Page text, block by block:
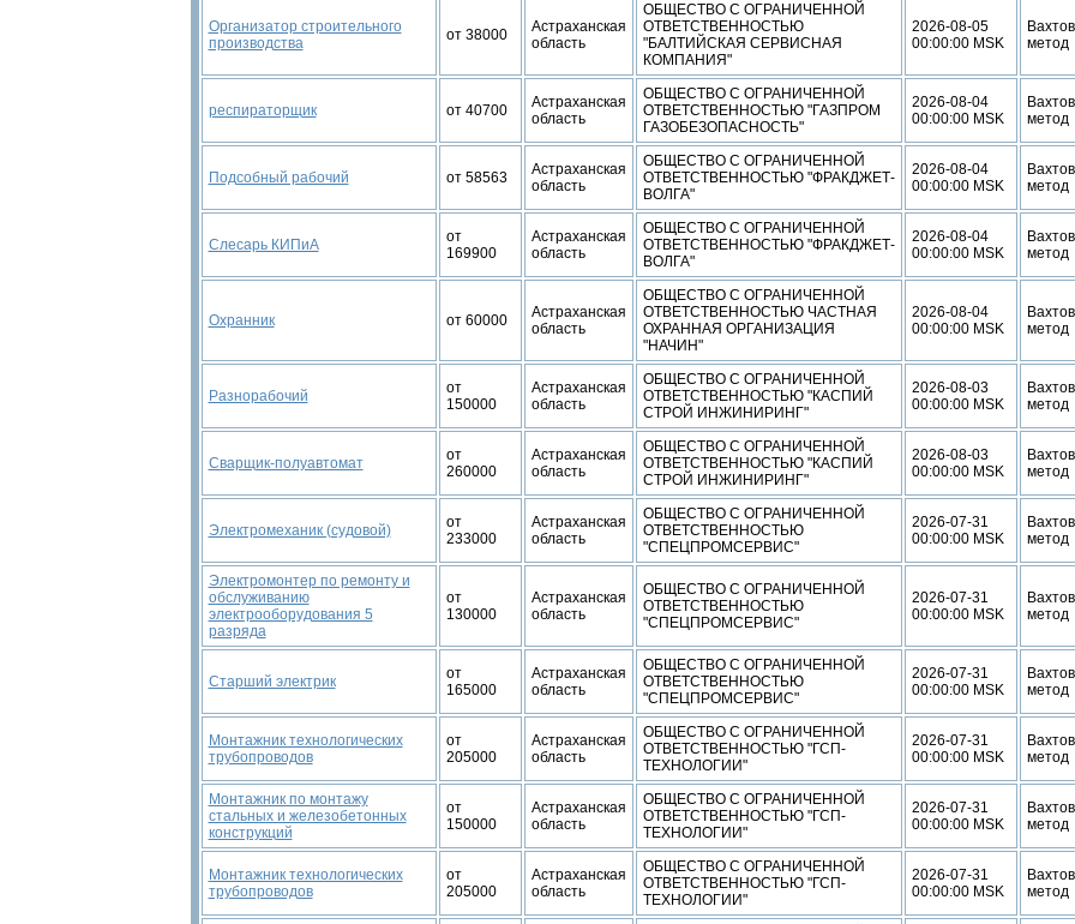
Организатор строительного
производства
от 38000
Астраханская
область
ОБЩЕСТВО С ОГРАНИЧЕННОЙ
ОТВЕТСТВЕННОСТЬЮ
"БАЛТИЙСКАЯ СЕРВИСНАЯ
КОМПАНИЯ"
2026-08-05
00:00:00 MSK
метод
респираторщик от 40700
Астраханская
область
ОБЩЕСТВО С ОГРАНИЧЕННОЙ
ОТВЕТСТВЕННОСТЬЮ "ГАЗПРОМ
ГАЗОБЕЗОПАСНОСТЬ"
2026-08-04
00:00:00 MSK
метод
Подсобный рабочий от 58563
Астраханская
область
ОБЩЕСТВО С ОГРАНИЧЕННОЙ
ОТВЕТСТВЕННОСТЬЮ "ФРАКДЖЕТ-
ВОЛГА"
2026-08-04
00:00:00 MSK
метод
Слесарь КИПиА
от
169900
Астраханская
область
ОБЩЕСТВО С ОГРАНИЧЕННОЙ
ОТВЕТСТВЕННОСТЬЮ "ФРАКДЖЕТ-
ВОЛГА"
2026-08-04
00:00:00 MSK
метод
Охранник от 60000
Астраханская
область
ОБЩЕСТВО С ОГРАНИЧЕННОЙ
ОТВЕТСТВЕННОСТЬЮ ЧАСТНАЯ
ОХРАННАЯ ОРГАНИЗАЦИЯ
"НАЧИН"
2026-08-04
00:00:00 MSK
метод
Разнорабочий
от
150000
Астраханская
область
ОБЩЕСТВО С ОГРАНИЧЕННОЙ
ОТВЕТСТВЕННОСТЬЮ "КАСПИЙ
СТРОЙ ИНЖИНИРИНГ"
2026-08-03
00:00:00 MSK
метод
Сварщик-полуавтомат
от
260000
Астраханская
область
ОБЩЕСТВО С ОГРАНИЧЕННОЙ
ОТВЕТСТВЕННОСТЬЮ "КАСПИЙ
СТРОЙ ИНЖИНИРИНГ"
2026-08-03
00:00:00 MSK
метод
Электромеханик (судовой)
от
233000
Астраханская
область
ОБЩЕСТВО С ОГРАНИЧЕННОЙ
ОТВЕТСТВЕННОСТЬЮ
"СПЕЦПРОМСЕРВИС"
2026-07-31
00:00:00 MSK
метод
Электромонтер по ремонту и
обслуживанию
электрооборудования 5
разряда
от
130000
Астраханская
область
ОБЩЕСТВО С ОГРАНИЧЕННОЙ
ОТВЕТСТВЕННОСТЬЮ
"СПЕЦПРОМСЕРВИС"
2026-07-31
00:00:00 MSK
метод
Старший электрик
от
165000
Астраханская
область
ОБЩЕСТВО С ОГРАНИЧЕННОЙ
ОТВЕТСТВЕННОСТЬЮ
"СПЕЦПРОМСЕРВИС"
2026-07-31
00:00:00 MSK
метод
Монтажник технологических
трубопроводов
от
205000
Астраханская
область
ОБЩЕСТВО С ОГРАНИЧЕННОЙ
ОТВЕТСТВЕННОСТЬЮ "ГСП-
ТЕХНОЛОГИИ"
2026-07-31
00:00:00 MSK
метод
Монтажник по монтажу
стальных и железобетонных
конструкций
от
150000
Астраханская
область
ОБЩЕСТВО С ОГРАНИЧЕННОЙ
ОТВЕТСТВЕННОСТЬЮ "ГСП-
ТЕХНОЛОГИИ"
2026-07-31
00:00:00 MSK
метод
Монтажник технологических
трубопроводов
от
205000
Астраханская
область
ОБЩЕСТВО С ОГРАНИЧЕННОЙ
ОТВЕТСТВЕННОСТЬЮ "ГСП-
ТЕХНОЛОГИИ"
2026-07-31
00:00:00 MSK
метод